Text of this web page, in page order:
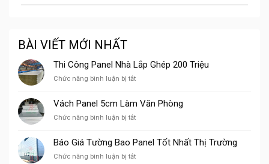
BÀI VIẾT MỚI NHẤT
Thi Công Panel Nhà Lắp Ghép 200 Triệu
Chức năng bình luận bị tắtở
Công
Panel
Nhà
Ghép
Triệu
Vách Panel 5cm Làm Văn Phòng
Chức năng bình luận bị tắtở
Panel
5cm
Làm
Báo Giá Tường Bao Panel Tốt Nhất Thị Trường
Chức năng bình luận bị tắtở